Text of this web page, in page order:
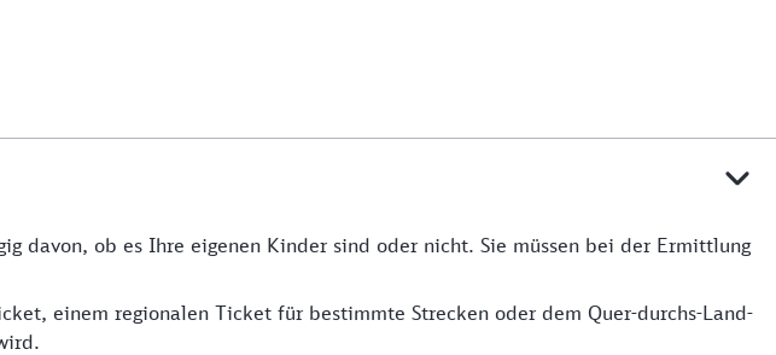
davon, ob es Ihre eigenen Kinder sind oder nicht. Sie müssen bei der Ermittlung
einem regionalen Ticket für bestimmte Strecken oder dem Quer-durchs-Land-